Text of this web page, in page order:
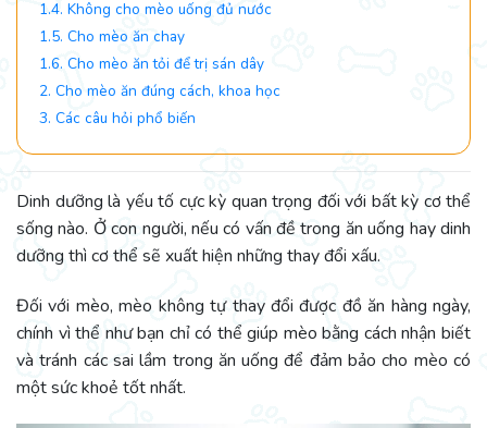
1.4. Không cho mèo uống đủ nước
1.5. Cho mèo ăn chay
1.6. Cho mèo ăn tỏi để trị sán dây
2. Cho mèo ăn đúng cách, khoa học
3. Các câu hỏi phổ biến
Dinh dưỡng là yếu tố cực kỳ quan trọng đối với bất kỳ cơ thể
sống nào. Ở con người, nếu có vấn đề trong ăn uống hay dinh
dưỡng thì cơ thể sẽ xuất hiện những thay đổi xấu.
Đối với mèo, mèo không tự thay đổi được đồ ăn hàng ngày,
chính vì thể như bạn chỉ có thể giúp mèo bằng cách nhận biết
và tránh các sai lầm trong ăn uống để đảm bảo cho mèo có
một sức khoẻ tốt nhất.